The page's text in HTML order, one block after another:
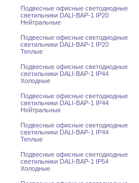
Подвесные офисные светодиодные
светильники DALI-BAP-1 IP20
Нейтральные
Подвесные офисные светодиодные
светильники DALI-BAP-1 IP20
Теплые
Подвесные офисные светодиодные
светильники DALI-BAP-1 IP44
Холодные
Подвесные офисные светодиодные
светильники DALI-BAP-1 IP44
Нейтральные
Подвесные офисные светодиодные
светильники DALI-BAP-1 IP44
Теплые
Подвесные офисные светодиодные
светильники DALI-BAP-1 IP54
Холодные